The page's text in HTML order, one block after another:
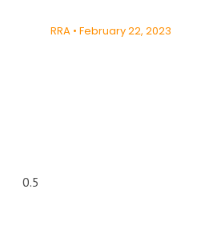
RRA February 22, 2023